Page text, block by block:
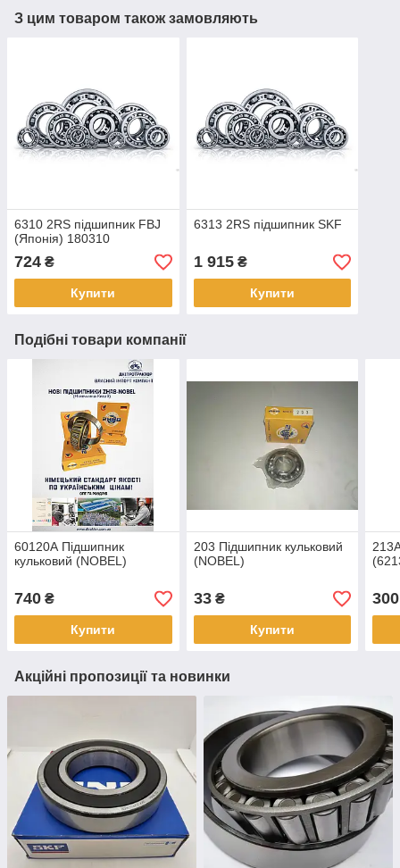
З цим товаром також замовляють
6310 2RS підшипник FBJ
(Японія) 180310
724 ₴
Купити
6313 2RS підшипник SKF
1 915₴
Купити
Подібні товари компанії
60120А Підшипник
кульковий (NOBEL)
740 ₴
Купити
203 Підшипник кульковий
(NOBEL)
33₴
Купити
300
Акційні пропозиції та новинки